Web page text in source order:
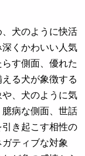
犬のように快活
くかわいい人気
す側面、優れた
る犬が象徴する
、犬のように気
病な側面、世話
き起こす相性の
ティブな対象